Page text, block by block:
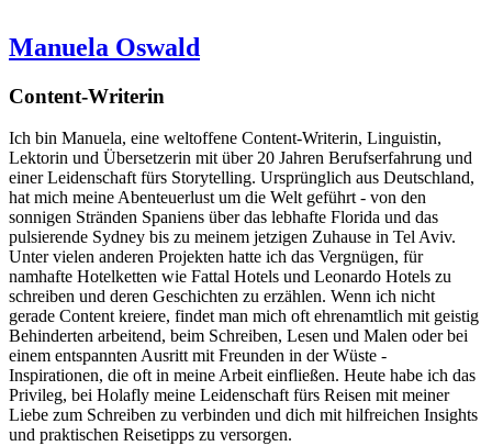
Manuela Oswald
Content-Writerin
Ich bin Manuela, eine weltoffene Content-Writerin, Linguistin,
Lektorin und Übersetzerin mit über 20 Jahren Berufserfahrung und
einer Leidenschaft fürs Storytelling. Ursprünglich aus Deutschland,
hat mich meine Abenteuerlust um die Welt geführt - von den
sonnigen Stränden Spaniens über das lebhafte Florida und das
pulsierende Sydney bis zu meinem jetzigen Zuhause in Tel Aviv.
Unter vielen anderen Projekten hatte ich das Vergnügen, für
namhafte Hotelketten wie Fattal Hotels und Leonardo Hotels zu
schreiben und deren Geschichten zu erzählen. Wenn ich nicht
gerade Content kreiere, findet man mich oft ehrenamtlich mit geistig
Behinderten arbeitend, beim Schreiben, Lesen und Malen oder bei
einem entspannten Ausritt mit Freunden in der Wüste -
Inspirationen, die oft in meine Arbeit einfließen. Heute habe ich das
Privileg, bei Holafly meine Leidenschaft fürs Reisen mit meiner
Liebe zum Schreiben zu verbinden und dich mit hilfreichen Insights
und praktischen Reisetipps zu versorgen.